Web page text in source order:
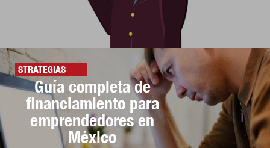
STRATEGIAS
Guía completa de
financiamiento para
emprendedores en
México